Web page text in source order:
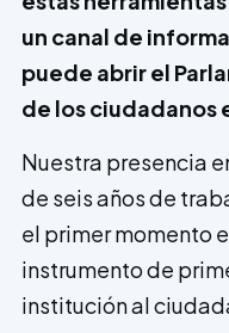
un canal de
puede abrir el
de los ciudadanos
Nuestra presencia
de seis años de
el primer momento
instrumento de
institución al